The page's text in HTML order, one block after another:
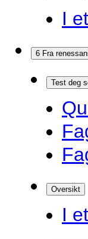
I
6 Fra
Test deg
Oversikt
I